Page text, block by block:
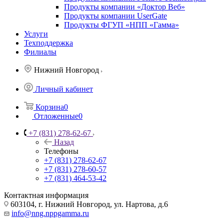
Продукты компании «Доктор Веб»
Продукты компании UserGate
Продукты ФГУП «НПП «Гамма»
Услуги
Техподдержка
Филиалы
Нижний Новгород
Личный кабинет
Корзина0
Отложенные0
+7 (831) 278-62-67
Назад
Телефоны
+7 (831) 278-62-67
+7 (831) 278-60-57
+7 (831) 464-53-42
Контактная информация
603104, г. Нижний Новгород, ул. Нартова, д.6
info@nng.nppgamma.ru